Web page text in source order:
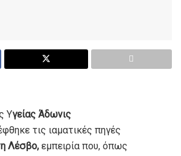
Υγείας Άδωνις
τις ιαματικές πηγές
Λέσβο, εμπειρία που, όπως